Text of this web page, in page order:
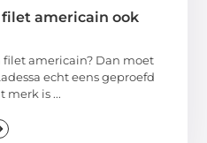
americain ook
americain? Dan moet
echt eens geproefd
merk is ...